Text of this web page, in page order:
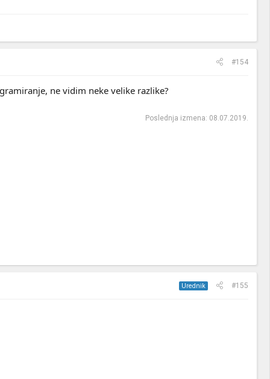
#154
ne vidim neke velike razlike?
Poslednja izmena: 08.07.2019.
Urednik #155